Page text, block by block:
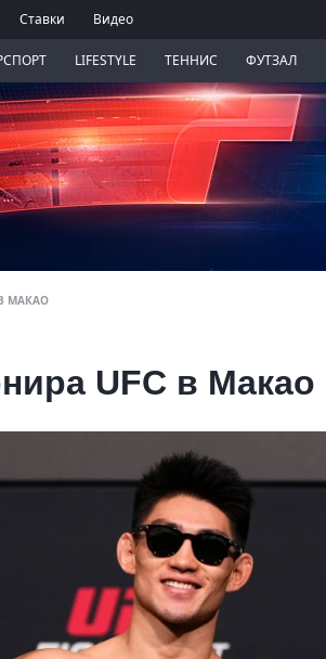
Ставки Видео
LIFESTYLE ТЕННИС ФУТЗАЛ
МАКАО
UFC в Макао